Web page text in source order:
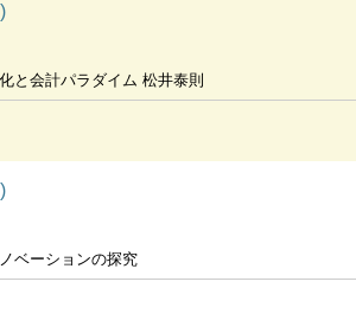
と会計パラダイム 松井泰則
ベーションの探究